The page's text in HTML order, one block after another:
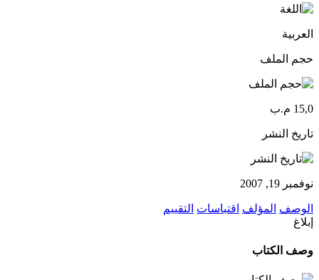
العربية
حجم الملف
15,0 م.ب
تاريخ النشر
نوفمبر 19, 2007
الوصف المؤلف اقتباسات التقييم
إبلاغ
وصف الكتاب